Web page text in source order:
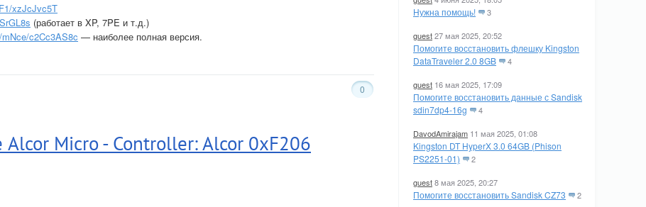
Нужна помощь! 3
guest27 мая 2025, 20:52
Помогите восстановить флешку Kingston
DataTraveler 2.0 8GB
4
guest 16 мая 2025, 17:09
Помогите восстановить данные с Sandisk
sdin7dp4-16g
4
DavodAmirajam 11 мая 2025, 01:08
Kingston DT HyperX 3.0 64GB (Phison
PS2251-01)
2
guest8 мая 2025, 20:27
Помогите восстановить Sandisk CZ73 2
xzJcJvc5T
(работает в XP, 7PE и т.д.)
c2Cc3AS8c — наиболее полная версия.
0
Micro - Controller: Alcor 0xF206